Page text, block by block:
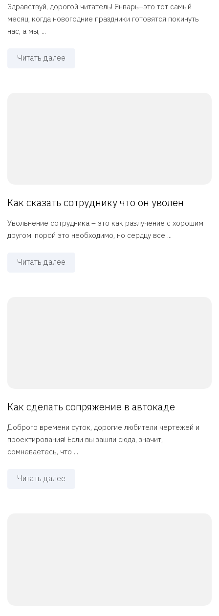
Здравствуй, дорогой читатель! Январь–это тот самый
месяц, когда новогодние праздники готовятся покинуть
нас, а мы, ...
Читать далее
Как сказать сотруднику что он уволен
Увольнение сотрудника – это как разлучение с хорошим
другом: порой это необходимо, но сердцу все ...
Читать далее
Как сделать сопряжение в автокаде
Доброго времени суток, дорогие любители чертежей и
проектирования! Если вы зашли сюда, значит,
сомневаетесь, что ...
Читать далее